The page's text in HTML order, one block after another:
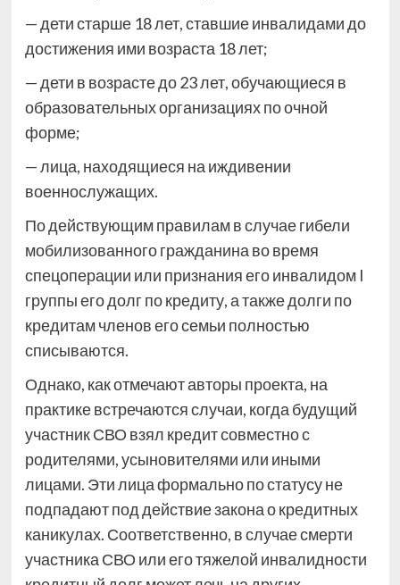
— дети старше 18 лет, ставшие инвалидами до
достижения ими возраста 18 лет;
— дети в возрасте до 23 лет, обучающиеся в
образовательных организациях по очной
форме;
— лица, находящиеся на иждивении
военнослужащих.
По действующим правилам в случае гибели
мобилизованного гражданина во время
спецоперации или признания его инвалидом I
группы его долг по кредиту, а также долги по
кредитам членов его семьи полностью
списываются.
Однако, как отмечают авторы проекта, на
практике встречаются случаи, когда будущий
участник СВО взял кредит совместно с
родителями, усыновителями или иными
лицами. Эти лица формально по статусу не
подпадают под действие закона о кредитных
каникулах. Соответственно, в случае смерти
участника СВО или его тяжелой инвалидности